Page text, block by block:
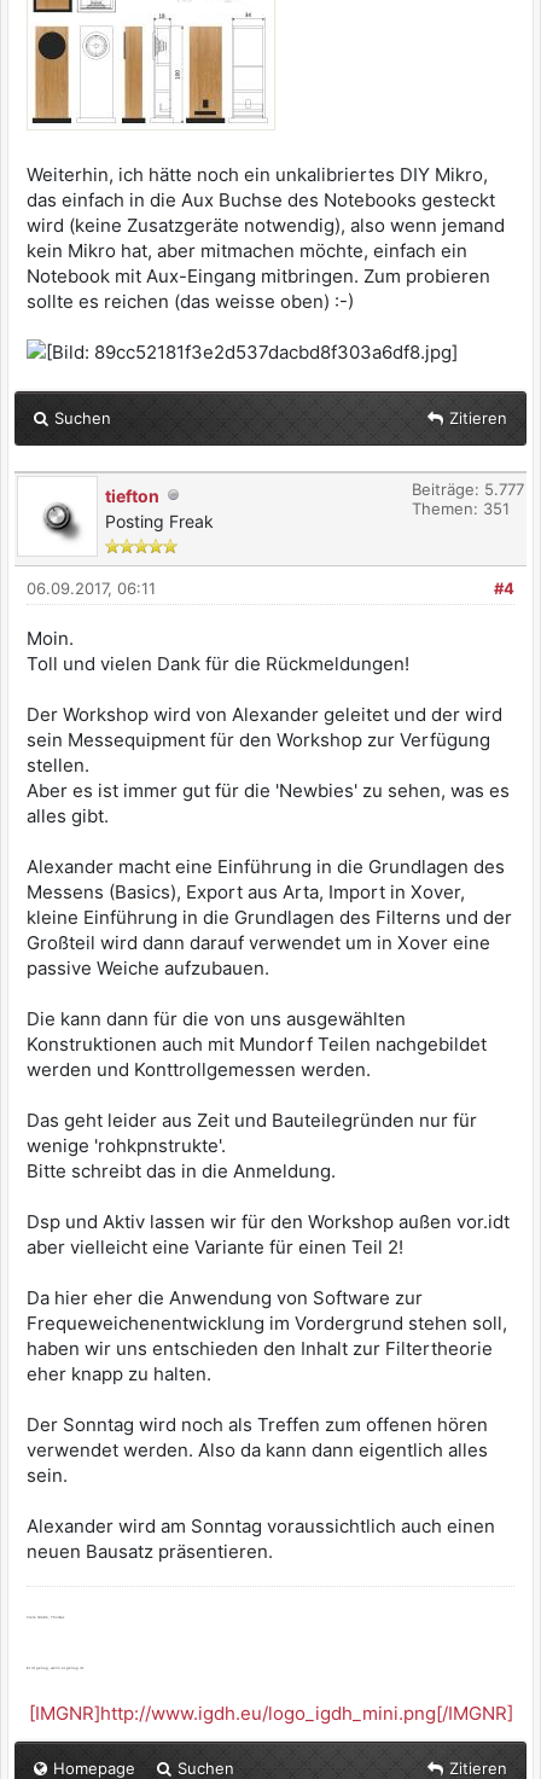
Weiterhin, ich hätte noch ein unkalibriertes DIY Mikro,
das einfach in die Aux Buchse des Notebooks gesteckt
wird (keine Zusatzgeräte notwendig), also wenn jemand
kein Mikro hat, aber mitmachen möchte, einfach ein
Notebook mit Aux-Eingang mitbringen. Zum probieren
sollte es reichen (das weisse oben) :-)
Suchen Zitieren
tiefton
Posting Freak
Beiträge: 5.777
Themen: 351
#4
06.09.2017, 06:11
Moin.
Toll und vielen Dank für die Rückmeldungen!
Der Workshop wird von Alexander geleitet und der wird
sein Messequipment für den Workshop zur Verfügung
stellen.
Aber es ist immer gut für die 'Newbies' zu sehen, was es
alles gibt.
Alexander macht eine Einführung in die Grundlagen des
Messens (Basics), Export aus Arta, Import in Xover,
kleine Einführung in die Grundlagen des Filterns und der
Großteil wird dann darauf verwendet um in Xover eine
passive Weiche aufzubauen.
Die kann dann für die von uns ausgewählten
Konstruktionen auch mit Mundorf Teilen nachgebildet
werden und Konttrollgemessen werden.
Das geht leider aus Zeit und Bauteilegründen nur für
wenige 'rohkpnstrukte'.
Bitte schreibt das in die Anmeldung.
Dsp und Aktiv lassen wir für den Workshop außen vor.idt
aber vielleicht eine Variante für einen Teil 2!
Da hier eher die Anwendung von Software zur
Frequeweichenentwicklung im Vordergrund stehen soll,
haben wir uns entschieden den Inhalt zur Filtertheorie
eher knapp zu halten.
Der Sonntag wird noch als Treffen zum offenen hören
verwendet werden. Also da kann dann eigentlich alles
sein.
Alexander wird am Sonntag voraussichtlich auch einen
neuen Bausatz präsentieren.
Viele Grüße, Thomas
Es ist genug, wenn es genug ist.
[IMGNR]http://www.igdh.eu/logo_igdh_mini.png[/IMGNR]
Homepage Suchen Zitieren